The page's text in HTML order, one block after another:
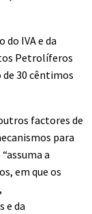
IVA e da
Petrolíferos
30 cêntimos
factores de
para
a
em que os
e da